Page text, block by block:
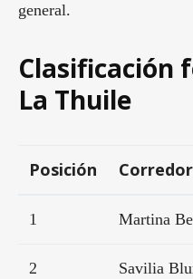
general.
Clasificación
La Thuile
Posición
1 Martina
2 Savilia